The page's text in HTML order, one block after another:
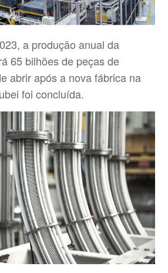
a produção anual da
65 bilhões de peças de
abrir apósa nova fábrica na
foi concluída.